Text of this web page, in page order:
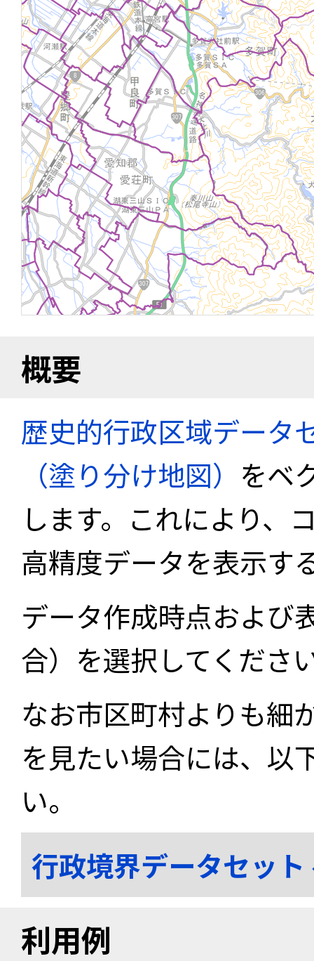
概要
歴史的行政区域データ
（塗り分け地図） をベ
します。これにより、
高精度データを表示す
データ作成時点および
合）を選択してくださ
なお市区町村よりも細
を見たい場合には、以
い。
行政境界データセッ
利用例